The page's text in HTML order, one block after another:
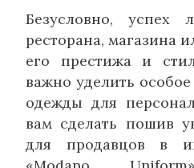
Безусловно, успех
ресторана, магазина
его престижа и
важно уделить
одежды для
вам сделать пошив
для продавцов в